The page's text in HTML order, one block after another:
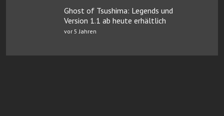
Ghost of Tsushima: Legends und
Version 1.1 ab heute erhältlich
vor 5 Jahren